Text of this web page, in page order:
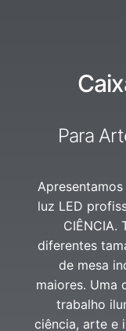
Para
luz LED
CIÊNCIA.
diferentes
de mesa
maiores. Uma
trabalho
ciência, arte e